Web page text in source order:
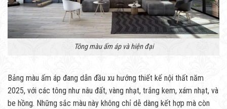
Tông màu ấm áp và hiện đại
Bảng màu ấm áp đang dẫn đầu xu hướng thiết kế nội thất năm
2025, với các tông như nâu đất, vàng nhạt, trắng kem, xám nhạt, và
be hồng. Những sắc màu này không chỉ dễ dàng kết hợp mà còn